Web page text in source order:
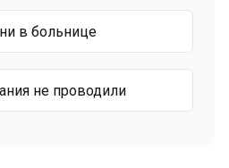
в больнице
не проводили